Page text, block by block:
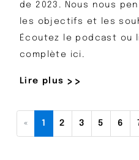
de 2023. Nous nous
les objectifs et les
Écoutez le podcast ou
complète ici.
Lire plus
« 1 (current)
2 3 5 6